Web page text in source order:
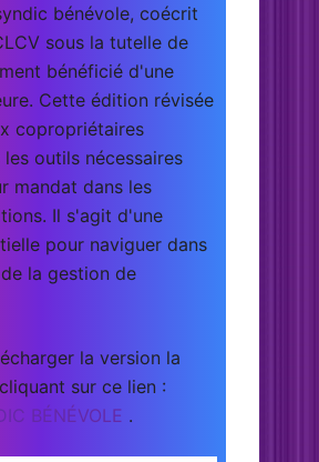
bénévole, coécrit
sous la tutelle de
bénéficié d'une
Cette édition révisée
copropriétaires
outils nécessaires
mandat dans les
Il s'agit d'une
pour naviguer dans
la gestion de
la version la
sur ce lien :
BÉNÉVOLE .